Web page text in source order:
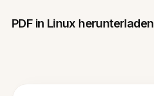
PDF in Linux herunterladen